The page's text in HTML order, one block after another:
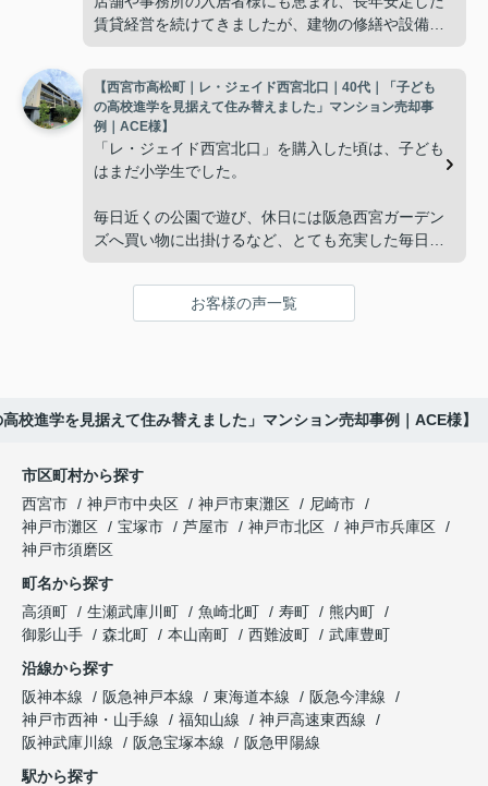
掃除や管理の負担も考え、夫婦二人にちょうど良い
インフィニティエステートさんへ相談すると、「パ
ークナード西宮北口」の査定だけでなく、住み替え
先とのスケジュールや資金計画まで丁寧にサポート
してくださいました。
販売活動では、西宮北口駅へのアクセス、阪急西宮
ガーデンズ、医療機関や買い物施設など、将来も安
した。
趣味を楽しむ時間が増えました。
これからの暮らしを前向きに考えられるようにな
り、住み替えを決断して本当に良かったと思ってい
ます。
賃貸経営を続けてきましたが、建物の修繕や設備更
子どもたちはそれぞれ別の仕事に就いており、
「将来、このビルの管理を任せるのは難しいかもし
れない。」
と家族で話し合うようになりました。
インフィニティエステートさんへ相談すると、収益
投資家向けの販売方法をご提案いただきました。
「立地も良く、長期保有したい物件です。」
と話され、このビルを大切に運営してくださること
になりました。
長年守ってきた資産を安心して引き継ぐことがで
き、家族全員が納得できる売却となりました。
【西宮市高松町｜レ・ジェイド西宮北口｜40代｜「子ども
の高校進学を見据えて住み替えました」マンション売却事
例｜ACE様】
「レ・ジェイド西宮北口」を購入した頃は、子ども
はまだ小学生でした。
毎日近くの公園で遊び、休日には阪急西宮ガーデン
ズへ買い物に出掛けるなど、とても充実した毎日を
年月が経ち、子どもが高校進学を意識する年齢にな
「レ・ジェイド西宮北口」の査定だけでなく、新居
購入とのタイミングや資金計画についても丁寧に説
明してくださいました。
販売活動では、西宮北口駅へのアクセス、阪急西宮
ガーデンズ、教育施設、商業施設など、このエリア
した。
購入されたご家族は、
お客様の声一覧
校進学を見据えて住み替えました」マンション売却事例｜ACE様】
市区町村から探す
西宮市
神戸市中央区 神戸市東灘区
尼崎市
神戸市灘区
宝塚市 芦屋市 神戸市北区
神戸市兵庫区
神戸市須磨区
町名から探す
高須町
生瀬武庫川町 魚崎北町 寿町
熊内町
御影山手
森北町 本山南町 西難波町
武庫豊町
沿線から探す
阪神本線
阪急神戸本線 東海道本線
阪急今津線
神戸市西神・山手線
福知山線
神戸高速東西線
阪神武庫川線
阪急宝塚本線
阪急甲陽線
駅から探す